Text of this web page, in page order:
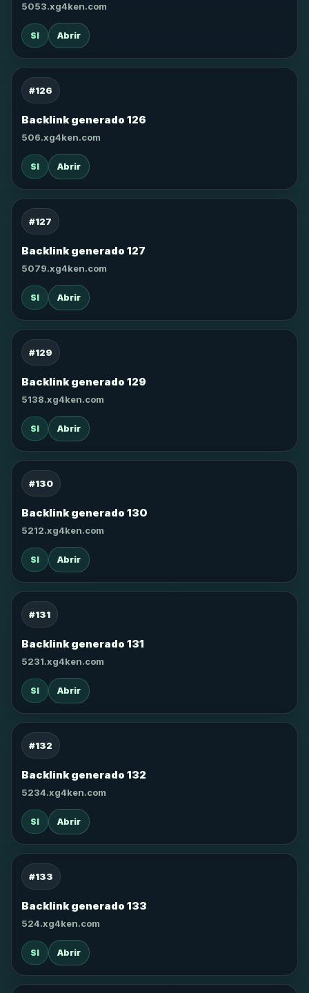
5053.xg4ken.com
SI Abrir
#126
Backlink generado 126
506.xg4ken.com
SI Abrir
#127
Backlink generado 127
5079.xg4ken.com
SI Abrir
#129
Backlink generado 129
5138.xg4ken.com
SI Abrir
#130
Backlink generado 130
5212.xg4ken.com
SI Abrir
#131
Backlink generado 131
5231.xg4ken.com
SI Abrir
#132
Backlink generado 132
5234.xg4ken.com
SI Abrir
#133
Backlink generado 133
524.xg4ken.com
SI Abrir